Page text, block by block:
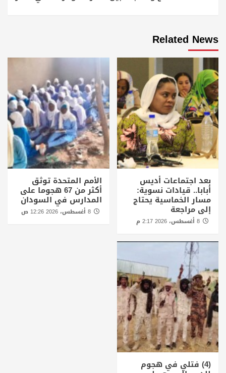
Related News
بعد اجتماعات أديس
أبابا.. قيادات نسوية:
مسار الخماسية يحتاج
إلى مراجعة
الأمم المتحدة توثق
أكثر من 67 هجوما على
المدارس في السودان
8 أغسطس، 2026 12:26 ص
(4) فتلي في هجوم